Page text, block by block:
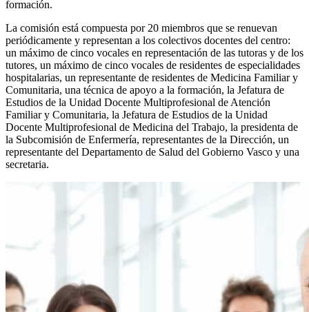
formación.
La comisión está compuesta por 20 miembros que se renuevan
periódicamente y representan a los colectivos docentes del centro:
un máximo de cinco vocales en representación de las tutoras y de los
tutores, un máximo de cinco vocales de residentes de especialidades
hospitalarias, un representante de residentes de Medicina Familiar y
Comunitaria, una técnica de apoyo a la formación, la Jefatura de
Estudios de la Unidad Docente Multiprofesional de Atención
Familiar y Comunitaria, la Jefatura de Estudios de la Unidad
Docente Multiprofesional de Medicina del Trabajo, la presidenta de
la Subcomisión de Enfermería, representantes de la Dirección, un
representante del Departamento de Salud del Gobierno Vasco y una
secretaria.